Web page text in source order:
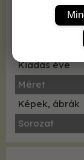
Kiadás éve
Méret
Képek, ábrák
Sorozat